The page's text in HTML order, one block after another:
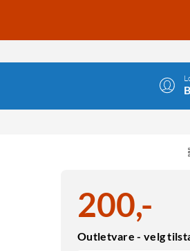
200,-
Outletvare - velg